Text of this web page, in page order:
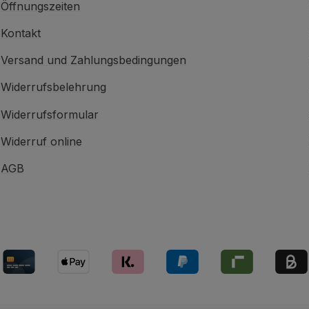
Öffnungszeiten
Kontakt
Versand und Zahlungsbedingungen
Widerrufsbelehrung
Widerrufsformular
Widerruf online
AGB